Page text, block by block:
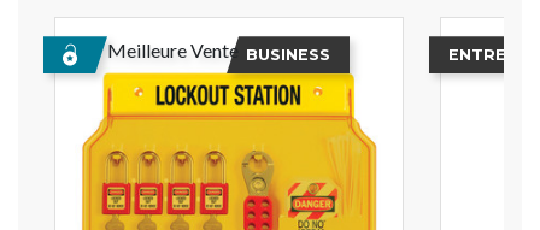
Meilleure Vente BUSINESS